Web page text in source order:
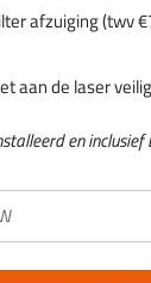
afzuiging (twv
aan de laser
en inclusief